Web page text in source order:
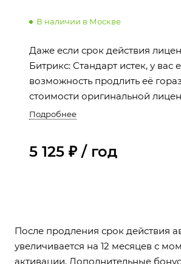
В наличии в Москве
Даже если срок действия
Битрикс: Стандарт истек, у вас
возможность продлить её
стоимости оригинальной
лицензия активна, вы
регулярными обновлениями и
поддержкой.
Подробнее
5 125 ₽ / год
После продления срок действия
увеличивается на 12 месяцев с
активации. Дополнительные